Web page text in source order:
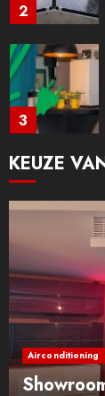
2
3
KEUZE
Airconditioning